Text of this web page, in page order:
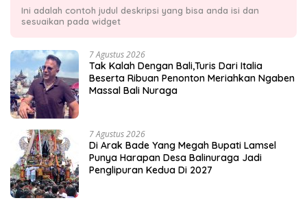
Ini adalah contoh judul deskripsi yang bisa anda isi dan
sesuaikan pada widget
7 Agustus 2026
Tak Kalah Dengan Bali,Turis Dari Italia
Beserta Ribuan Penonton Meriahkan Ngaben
Massal Bali Nuraga
7 Agustus 2026
Di Arak Bade Yang Megah Bupati Lamsel
Punya Harapan Desa Balinuraga Jadi
Penglipuran Kedua Di 2027